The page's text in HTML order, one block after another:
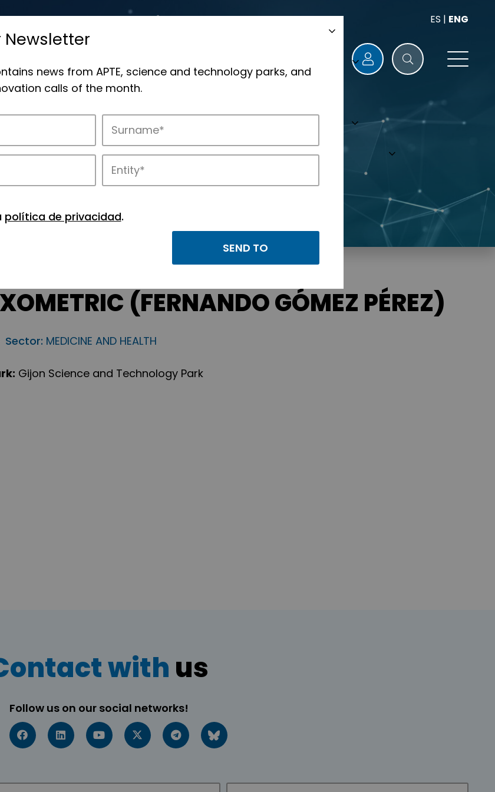
ES | ENG
in APTE’s parks.
(FERNANDO GÓMEZ PÉREZ)
Sector: MEDICINE AND HEALTH
Gijon Science and Technology Park
with us
Follow us on our social networks!
news from APTE, science and technology parks, and
calls of the month.
política de privacidad.